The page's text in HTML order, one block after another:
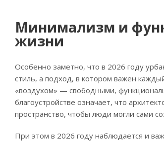
Минимализм и
жизни
Особенно заметно, что в 2026 году
стиль, а подход, в котором важен
«воздухом» — свободными,
благоустройстве означает, что
пространство, чтобы люди могли сами
При этом в 2026 году наблюдается и